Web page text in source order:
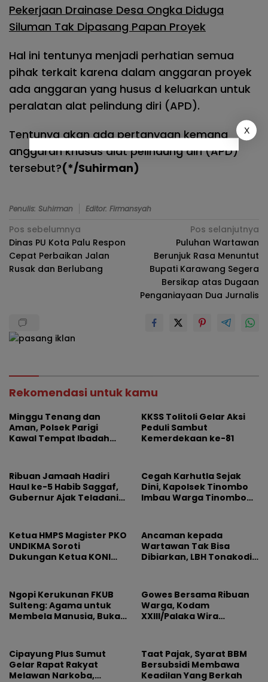
Pekerjaan Drainase Desa Ongka Diduga
Siluman Tak Dipasang Papan Proyek
Hal ini tentunya menjadi perhatian semua
pihak terkait karena dalam anggaran proyek
ada anggaran yang husus d keluarkan untuk
peralatan alat pelindung diri (APD).
Tentunya akan ada pertanyaan kemana
anggaran khusus alat pelindung diri (APD)
tersebut?(*/Suhirman)
Penulis: Suhirman Editor: Firmansyah
Navigasi
pos
Pos sebelumnya
Dinas PU Kota Palu Respon
Cepat Perbaikan Jalan
Rusak dan Berlubang
Pos selanjutnya
Puluhan Wartawan
Berunjuk Rasa Menuntut
Bupati Karawang Segera
Bersikap atas Dugaan
Penganiayaan Dua Jurnalis
Rekomendasi untuk kamu
Minggu Tenang dan
Aman, Polsek Parigi
Kawal Tempat Ibadah
KKSS Tolitoli Gelar Aksi
Peduli Sambut
Kemerdekaan ke-81
Ribuan Jamaah Hadiri
Haul ke-5 Habib Saggaf,
Gubernur Ajak Teladani
Cegah Karhutla Sejak
Dini, Kapolsek Tinombo
Imbau Warga Tinombo
Ketua HMPS Magister PKO
UNDIKMA Soroti
Dukungan Ketua KONI
Olahraga Arena
Kepentingan Sesaat
Ancaman kepada
Wartawan Tak Bisa
Dibiarkan, LBH Tonakodi
Ngopi Kerukunan FKUB
Sulteng: Agama untuk
Membela Manusia, Bukan
Gowes Bersama Ribuan
Warga, Kodam
XXIII/Palaka Wira
Cipayung Plus Sumut
Gelar Rapat Rakyat
Melawan Narkoba,
Taat Pajak, Syarat BBM
Bersubsidi Membawa
Keadilan Yang Berkah
X